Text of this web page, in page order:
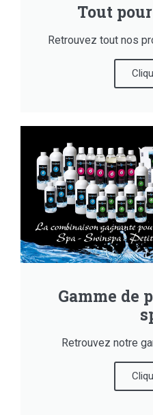
Tout
Retrouvez tout nos
Gamme de
Retrouvez notre